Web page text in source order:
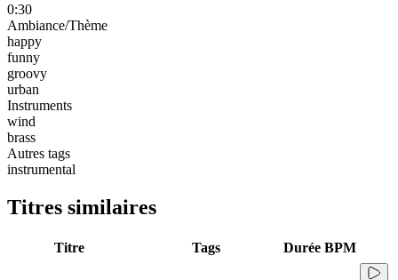
0:30
Ambiance/Thème
happy
funny
groovy
urban
Instruments
wind
brass
Autres tags
instrumental
Titres similaires
Titre Tags Durée BPM